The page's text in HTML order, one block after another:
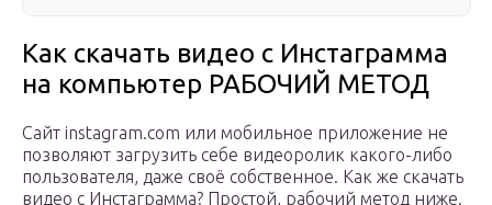
Как скачать видео с Инстаграмма
на компьютер РАБОЧИЙ МЕТОД
Сайт instagram.com или мобильное приложение не
позволяют загрузить себе видеоролик какого-либо
пользователя, даже своё собственное. Как же скачать
видео с Инстаграмма? Простой, рабочий метод ниже.